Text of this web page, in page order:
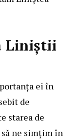
Liniștii
ei în
de
starea de
ne simțim în